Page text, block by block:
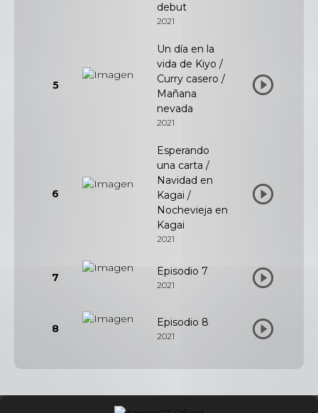
debut
2021
5
Un día en la
vida de Kiyo /
Curry casero /
Mañana
nevada
2021
6
Esperando
una carta /
Navidad en
Kagai /
Nochevieja en
Kagai
2021
7 Episodio 7
2021
8 Episodio 8
2021